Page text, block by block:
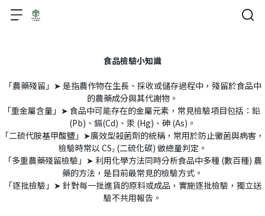
食品檢驗小知識
「農藥殘留」➤ 是指農作物在生長、採收或儲存過程中，殘留於食品中
的農藥成分與其代謝物。
「重金屬含量」➤ 食品中可能存在的金屬元素，常見檢驗項目包括：鉛
(Pb)、鎘(Cd)、汞 (Hg)、砷 (As)。
「二硫代胺基甲酸鹽」➤廣效型殺菌劑的統稱，常用於防止黴菌與病害，
檢驗時常以 CS₂ (二硫化碳) 做總量判定。
「多重農藥殘留檢驗」➤ 利用化學方法同時分析食品中多種 (數百種) 農
藥的方法，是目前最常見的檢驗方式。
「逐批檢驗」➤ 針對每一批進貨的原料或成品，實施逐批檢驗，獨立送
驗不共用報告。